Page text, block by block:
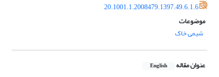
20.1001.1.2008479.1397.49.6.1.6
موضوعات
شیمی خاک
عنوان مقاله English